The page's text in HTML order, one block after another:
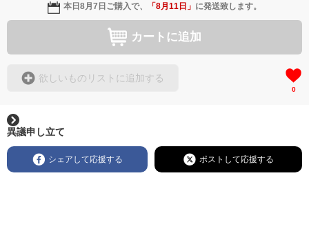
本日8月7日 ご購入で、 「8月11日 」 に発送致します。
カートに追加
欲しいものリストに追加する
0
異議申し立て
シェアして応援する ポストして応援する